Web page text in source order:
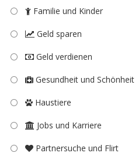
Familie und Kinder
Geld sparen
Geld verdienen
Gesundheit und Schönheit
Haustiere
Jobs und Karriere
Partnersuche und Flirt